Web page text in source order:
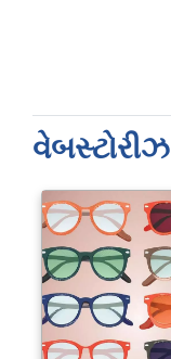
વેબસ્ટોરીઝ